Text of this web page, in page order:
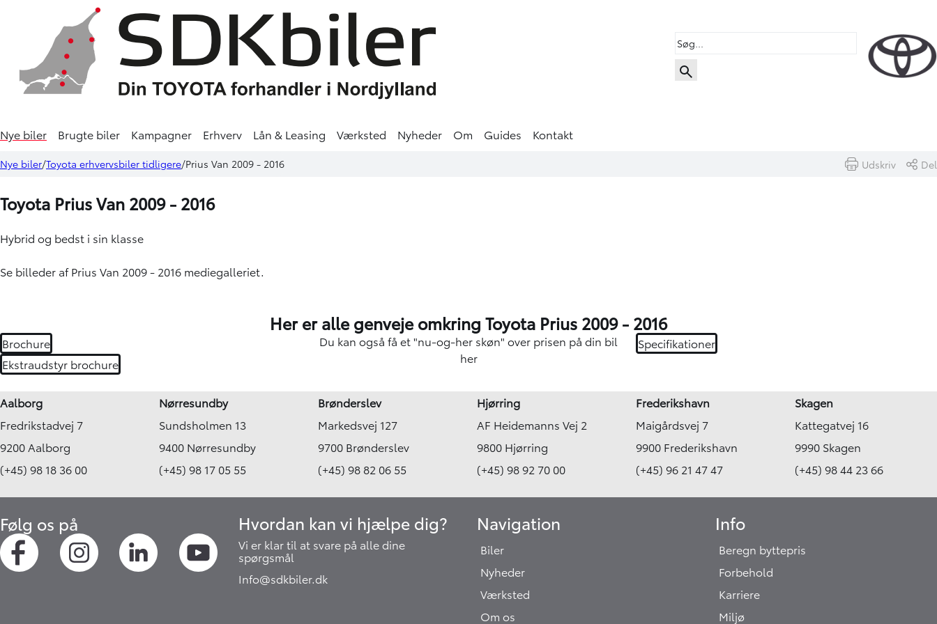
Nye biler Brugte biler Kampagner Erhverv Lån & Leasing Værksted Nyheder Om Guides Kontakt
Nye biler Toyota erhvervsbiler tidligere Prius Van 2009 - 2016 Udskriv Del
Toyota Prius Van 2009 - 2016
Hybrid og bedst i sin klasse
Se billeder af Prius Van 2009 - 2016 mediegalleriet.
Her er alle genveje omkring Toyota Prius 2009 - 2016
Brochure
Ekstraudstyr brochure
Du kan også få et "nu-og-her skøn" over prisen på din bil
her
Specifikationer
Aalborg
Fredrikstadvej 7
9200 Aalborg
(+45) 98 18 36 00
Nørresundby
Sundsholmen 13
9400 Nørresundby
(+45) 98 17 05 55
Brønderslev
Markedsvej 127
9700 Brønderslev
(+45) 98 82 06 55
Hjørring
AF Heidemanns Vej 2
9800 Hjørring
(+45) 98 92 70 00
Frederikshavn
Maigårdsvej 7
9900 Frederikshavn
(+45) 96 21 47 47
Skagen
Kattegatvej 16
9990 Skagen
(+45) 98 44 23 66
Følg os på Hvordan kan vi hjælpe dig?
Vi er klar til at svare på alle dine
spørgsmål
Info@sdkbiler.dk
Navigation
Biler
Nyheder
Værksted
Om os
Info
Beregn byttepris
Forbehold
Karriere
Miljø